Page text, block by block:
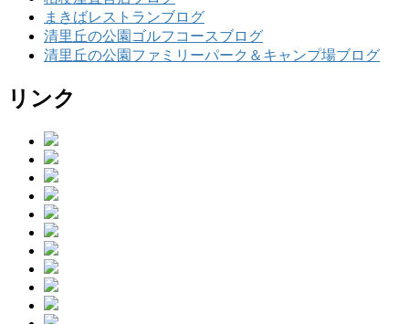
まきばレストランブログ
清里丘の公園ゴルフコースブログ
清里丘の公園ファミリーパーク＆キャンプ場ブログ
リンク